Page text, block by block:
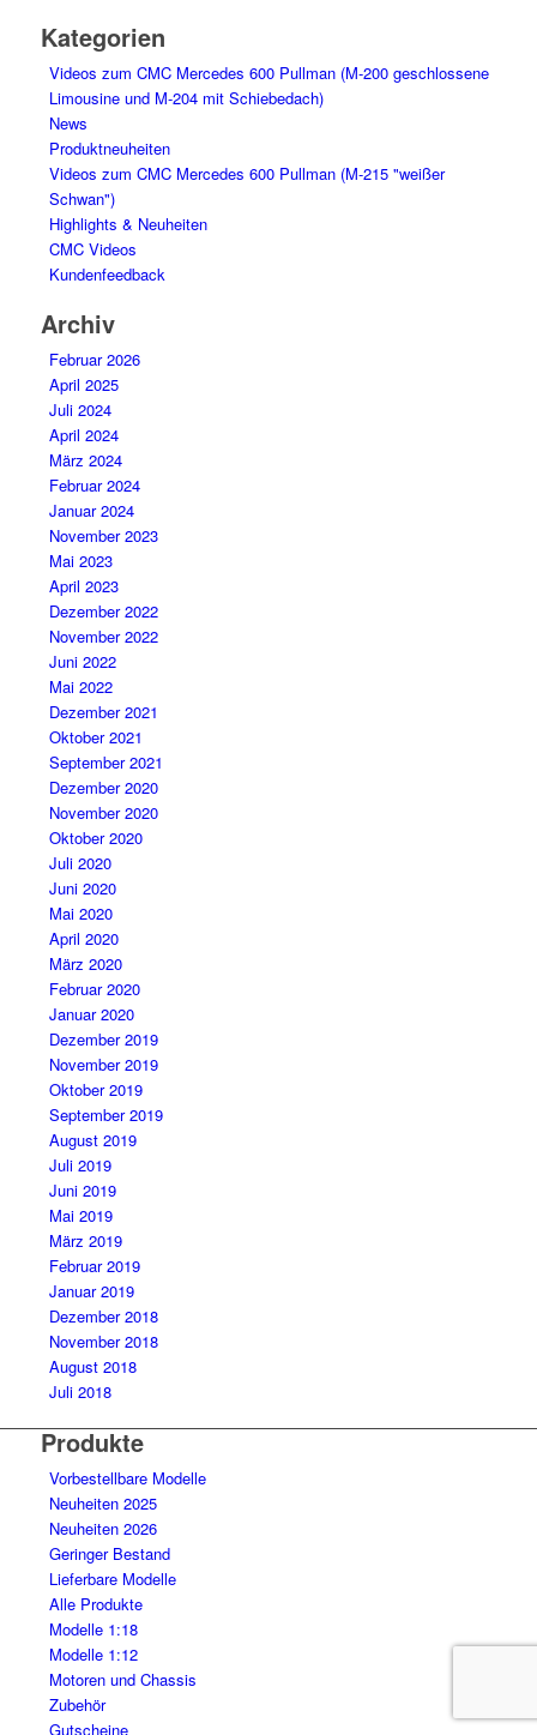
Kategorien
Videos zum CMC Mercedes 600 Pullman (M-200 geschlossene
Limousine und M-204 mit Schiebedach)
News
Produktneuheiten
Videos zum CMC Mercedes 600 Pullman (M-215 "weißer
Schwan")
Highlights & Neuheiten
CMC Videos
Kundenfeedback
Archiv
Februar 2026
April 2025
Juli 2024
April 2024
März 2024
Februar 2024
Januar 2024
November 2023
Mai 2023
April 2023
Dezember 2022
November 2022
Juni 2022
Mai 2022
Dezember 2021
Oktober 2021
September 2021
Dezember 2020
November 2020
Oktober 2020
Juli 2020
Juni 2020
Mai 2020
April 2020
März 2020
Februar 2020
Januar 2020
Dezember 2019
November 2019
Oktober 2019
September 2019
August 2019
Juli 2019
Juni 2019
Mai 2019
März 2019
Februar 2019
Januar 2019
Dezember 2018
November 2018
August 2018
Juli 2018
Produkte
Vorbestellbare Modelle
Neuheiten 2025
Neuheiten 2026
Geringer Bestand
Lieferbare Modelle
Alle Produkte
Modelle 1:18
Modelle 1:12
Motoren und Chassis
Zubehör
Gutscheine